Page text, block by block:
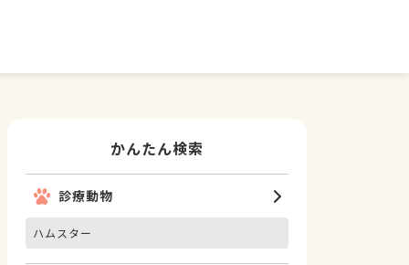
かんたん検索
診療動物
ハムスター